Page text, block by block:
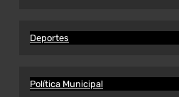
Deportes
Política Municipal